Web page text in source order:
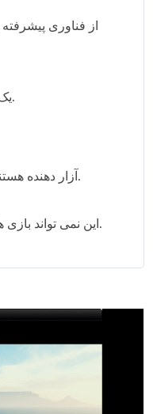
یک رابط کاربر پسند ادغام کنید.
تبلیغات هنگام پخش SWF آزار دهنده هستند.
این نمی تواند بازی های فلش را مستقیماً باز کند.